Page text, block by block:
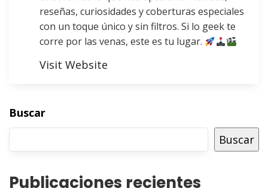
reseñas, curiosidades y coberturas especiales
con un toque único y sin filtros. Si lo geek te
corre por las venas, este es tu lugar.
Visit Website
Buscar
Buscar
Publicaciones recientes